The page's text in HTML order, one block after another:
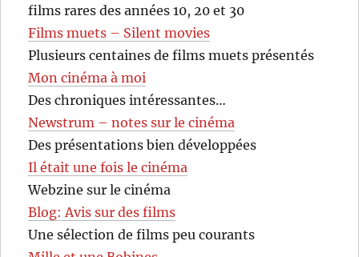
films rares des années 10, 20 et 30
Films muets – Silent movies
Plusieurs centaines de films muets présentés
Mon cinéma à moi
Des chroniques intéressantes…
Newstrum – notes sur le cinéma
Des présentations bien développées
Il était une fois le cinéma
Webzine sur le cinéma
Blog: Avis sur des films
Une sélection de films peu courants